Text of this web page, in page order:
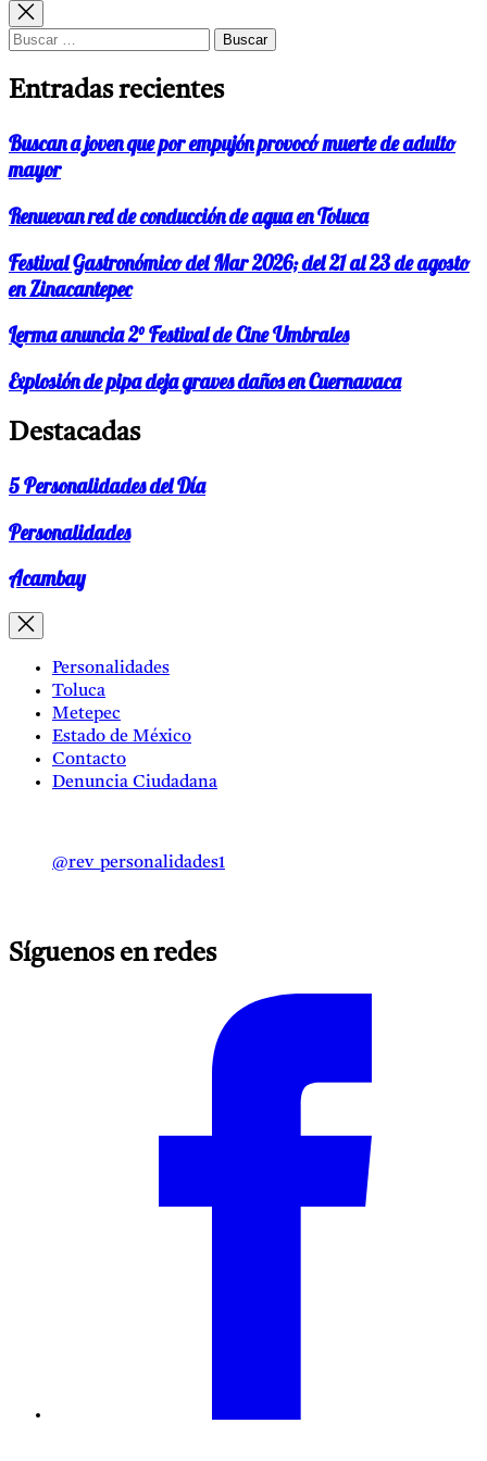
entradas
siguiente:
Buscar:
Entradas recientes
Buscan a joven que por empujón provocó muerte de adulto
mayor
Renuevan red de conducción de agua en Toluca
Festival Gastronómico del Mar 2026; del 21 al 23 de agosto
en Zinacantepec
Lerma anuncia 2° Festival de Cine Umbrales
Explosión de pipa deja graves daños en Cuernavaca
Destacadas
5 Personalidades del Día
Personalidades
Acambay
Personalidades
Toluca
Metepec
Estado de México
Contacto
Denuncia Ciudadana
@rev_personalidades1
Síguenos en redes